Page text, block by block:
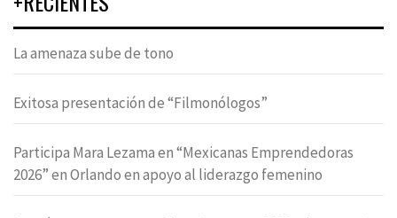
La amenaza sube de tono
Exitosa presentación de “Filmonólogos”
Participa Mara Lezama en “Mexicanas Emprendedoras
2026” en Orlando en apoyo al liderazgo femenino